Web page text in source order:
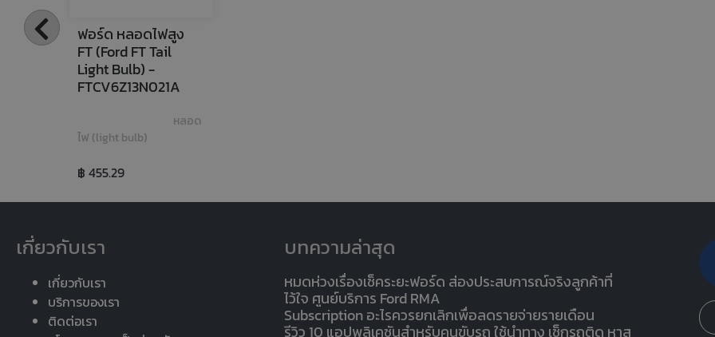
ฟอร์ด หลอดไฟสูง
FT (Ford FT Tail
Light Bulb) -
FTCV6Z13N021A
หลอด
ไฟ (light bulb)
฿ 455.29
เกี่ยวกับเรา
เกี่ยวกับเรา
บริการของเรา
ติดต่อเรา
บทความล่าสุด
หมดห่วงเรื่องเช็คระยะฟอร์ด ส่องประสบการณ์จริงลูกค้าที่
ไว้ใจ ศูนย์บริการ Ford RMA
Subscription อะไรควรยกเลิกเพื่อลดรายจ่ายรายเดือน
รีวิว 10 แอปพลิเคชันสำหรับคนขับรถ ใช้นำทาง เช็กรถติด หาส